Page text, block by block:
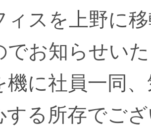
ィスを上野に
でお知らせい
機に社員一同
する所存でご